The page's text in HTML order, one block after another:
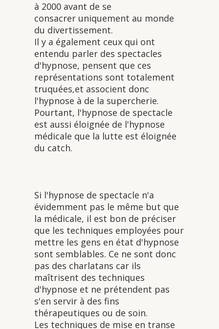
à 2000 avant de se
consacrer uniquement au monde
du divertissement.
Il y a également ceux qui ont
entendu parler des spectacles
d'hypnose, pensent que ces
représentations sont totalement
truquées,et associent donc
l'hypnose à de la supercherie.
Pourtant, l'hypnose de spectacle
est aussi éloignée de l'hypnose
médicale que la lutte est éloignée
du catch.
Si l'hypnose de spectacle n'a
évidemment pas le même but que
la médicale, il est bon de préciser
que les techniques employées pour
mettre les gens en état d'hypnose
sont semblables. Ce ne sont donc
pas des charlatans car ils
maîtrisent des techniques
d'hypnose et ne prétendent pas
s'en servir à des fins
thérapeutiques ou de soin.
Les techniques de mise en transe